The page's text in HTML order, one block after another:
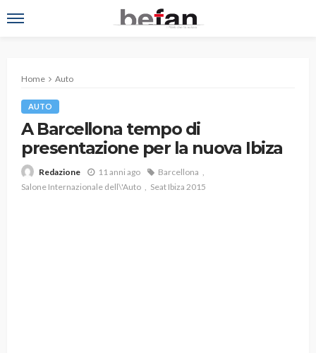
Home Auto
AUTO
A Barcellona tempo di
presentazione per la nuova Ibiza
Redazione 11 anni ago
Barcellona
Salone Internazionale dell\'Auto
Seat Ibiza 2015